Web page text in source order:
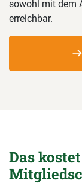
sowohl mit dem
erreichbar.
Das